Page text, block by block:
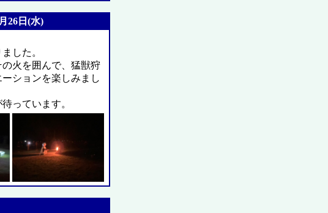
26日(水)
した。
火を囲んで、猛獣狩
ションを楽しみまし
っています。